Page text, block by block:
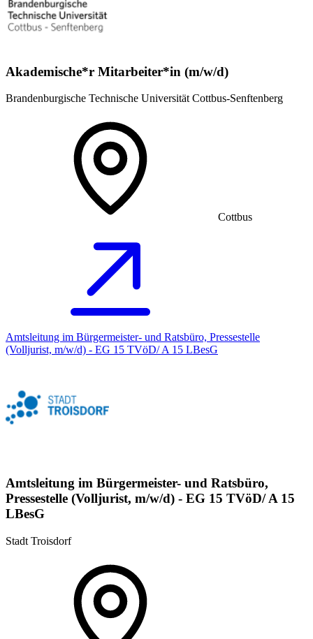
Akademische*r Mitarbeiter*in (m/w/d)
Brandenburgische Technische Universität Cottbus-Senftenberg
Cottbus
Amtsleitung im Bürgermeister- und Ratsbüro, Pressestelle
(Volljurist, m/w/d) - EG 15 TVöD/ A 15 LBesG
Amtsleitung im Bürgermeister- und Ratsbüro,
Pressestelle (Volljurist, m/w/d) - EG 15 TVöD/ A 15
LBesG
Stadt Troisdorf